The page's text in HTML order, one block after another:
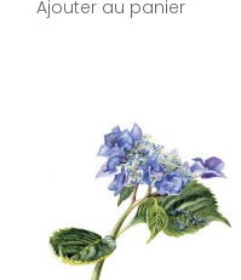
Ajouter au panier